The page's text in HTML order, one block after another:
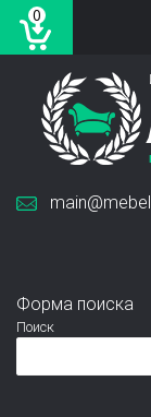
0
Форма поиска
Поиск